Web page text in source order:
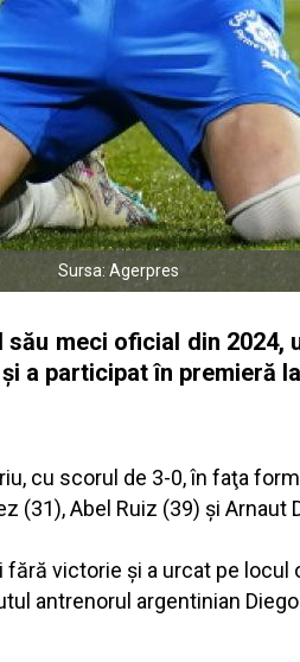
Sursa: Agerpres
meci oficial din
a participat în premieră
cu scorul de 3-0, în faţa
(31), Abel Ruiz (39) şi Arnaut
victorie şi a urcat pe
antrenorul argentinian